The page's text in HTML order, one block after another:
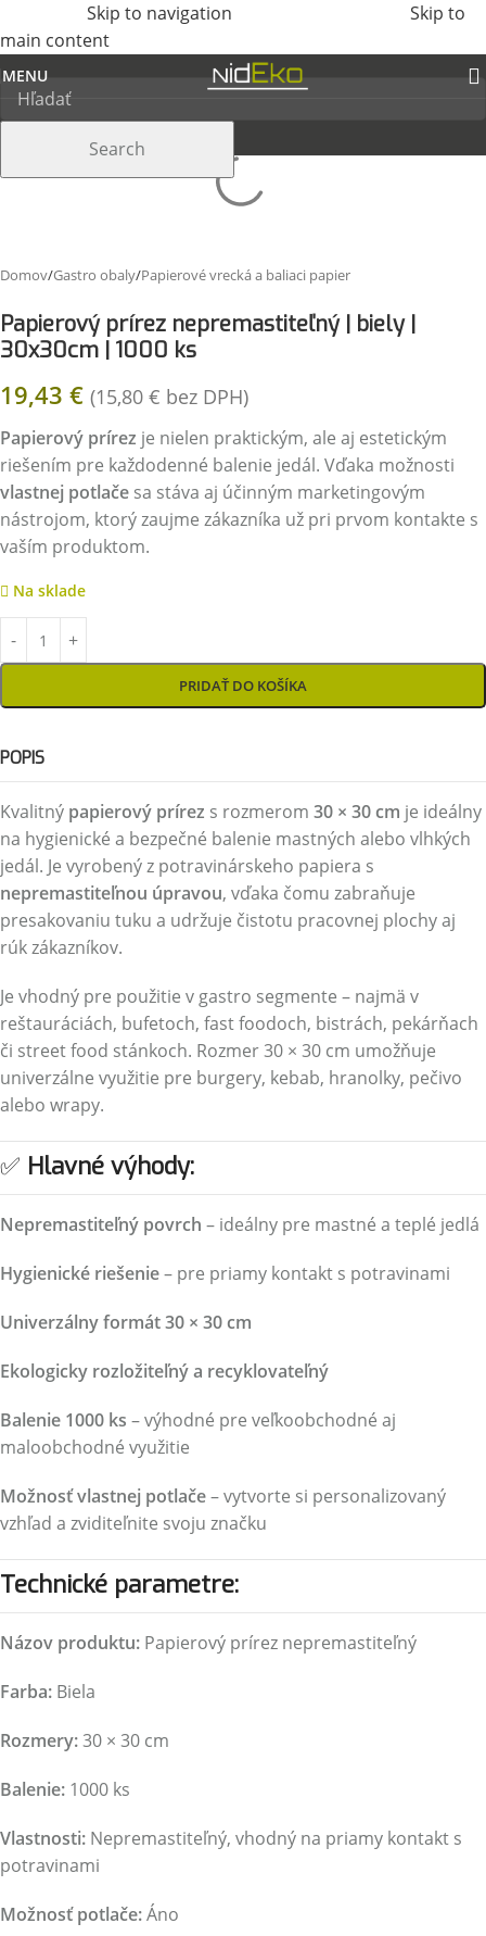
Skip to navigation
Skip to
main content
MENU
Search
Domov/Gastro obaly/Papierové vrecká a baliaci papier
Papierový prírez nepremastiteľný | biely |
30x30cm | 1000 ks
19,43 € (15,80 € bez DPH)
Papierový prírez je nielen praktickým, ale aj estetickým
riešením pre každodenné balenie jedál. Vďaka možnosti
vlastnej potlače sa stáva aj účinným marketingovým
nástrojom, ktorý zaujme zákazníka už pri prvom kontakte s
vaším produktom.
Na sklade
PRIDAŤ DO KOŠÍKA
POPIS
Kvalitný papierový prírez s rozmerom 30 × 30 cm je ideálny
na hygienické a bezpečné balenie mastných alebo vlhkých
jedál. Je vyrobený z potravinárskeho papiera s
nepremastiteľnou úpravou, vďaka čomu zabraňuje
presakovaniu tuku a udržuje čistotu pracovnej plochy aj
rúk zákazníkov.
Je vhodný pre použitie v gastro segmente – najmä v
reštauráciách, bufetoch, fast foodoch, bistrách, pekárňach
či street food stánkoch. Rozmer 30 × 30 cm umožňuje
univerzálne využitie pre burgery, kebab, hranolky, pečivo
alebo wrapy.
✅ Hlavné výhody:
Nepremastiteľný povrch – ideálny pre mastné a teplé jedlá
Hygienické riešenie– pre priamy kontakt s potravinami
Univerzálny formát 30 × 30 cm
Ekologicky rozložiteľný a recyklovateľný
Balenie 1000 ks – výhodné pre veľkoobchodné aj
maloobchodné využitie
Možnosť vlastnej potlače– vytvorte si personalizovaný
vzhľad a zviditeľnite svoju značku
Technické parametre:
Názov produktu: Papierový prírez nepremastiteľný
Farba: Biela
Rozmery:30 × 30 cm
Balenie: 1000 ks
Vlastnosti: Nepremastiteľný, vhodný na priamy kontakt s
potravinami
Možnosť potlače:Áno